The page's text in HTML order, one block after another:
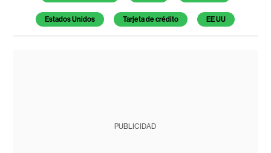
Estados Unidos Tarjeta de crédito EE UU
PUBLICIDAD